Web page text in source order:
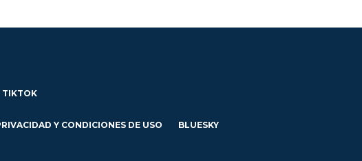
TIKTOK
Y CONDICIONES DE USO BLUESKY